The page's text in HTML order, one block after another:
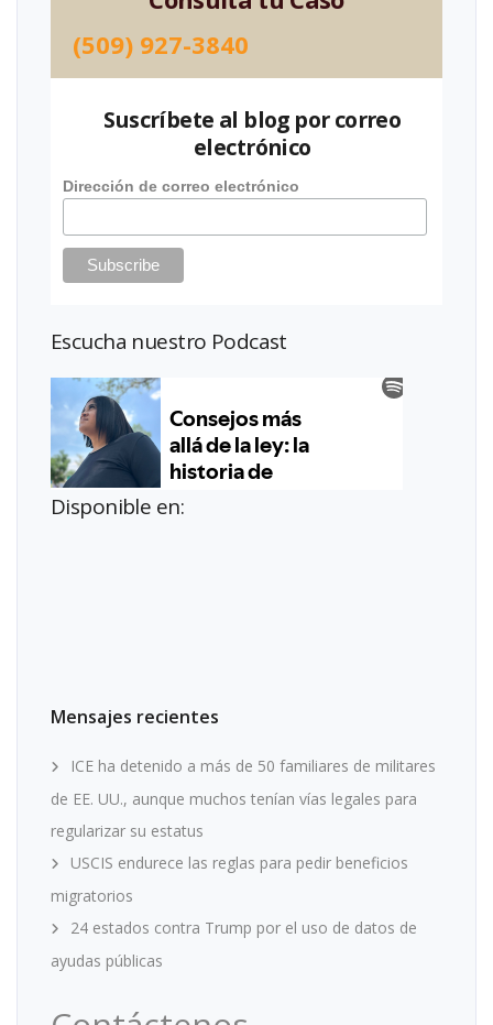
(509) 927-3840
Suscríbete al blog por correo
electrónico
Dirección de correo electrónico
Escucha nuestro Podcast
Disponible en:
Mensajes recientes
ICE ha detenido a más de 50 familiares de militares
de EE. UU., aunque muchos tenían vías legales para
regularizar su estatus
USCIS endurece las reglas para pedir beneficios
migratorios
24 estados contra Trump por el uso de datos de
ayudas públicas